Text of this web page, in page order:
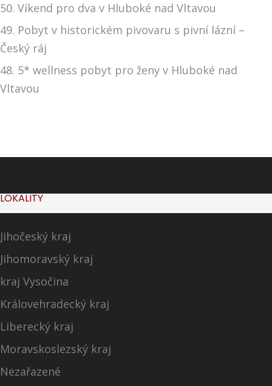
50. Víkend pro dva v Hluboké nad Vltavou
49. Pobyt v historickém pivovaru s pivní lázní –
Český ráj
48. 5* wellness pobyt pro ženy v Hluboké nad
Vltavou
LOKALITY
Jihočeský kraj
Jihomoravský kraj
kraj Vysočina
Královehradecký kraj
Liberecký kraj
Moravskoslezský kraj
Nezařazené